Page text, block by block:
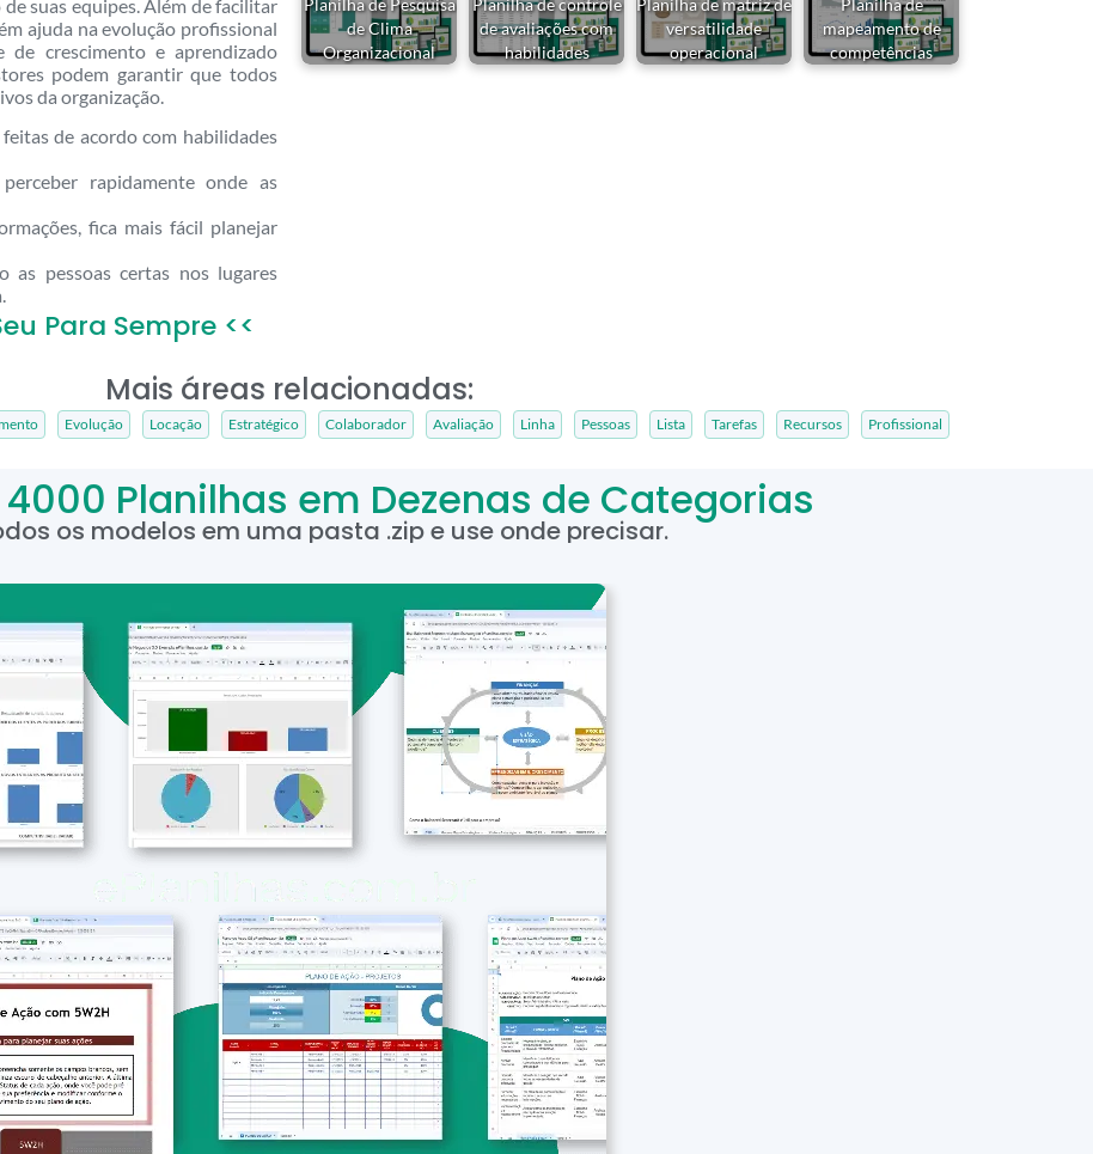
suas equipes. Além de facilitar
ajuda na evolução profissional
de crescimento e aprendizado
podem garantir que todos
da organização.
de acordo com habilidades
rapidamente onde as
fica mais fácil planejar
as pessoas certas nos lugares
Para Sempre <<
Planilha de Pesquisa
de Clima
Organizacional
Planilha de controle
de avaliações com
habilidades
Planilha de matriz de
versatilidade
operacional
Planilha de
mapeamento de
competências
Mais áreas relacionadas:
Evolução Locação Estratégico Colaborador Avaliação Linha Pessoas Lista Tarefas Recursos Profissional
Planilhas em Dezenas de Categorias
os modelos em uma pasta .zip e use onde precisar.